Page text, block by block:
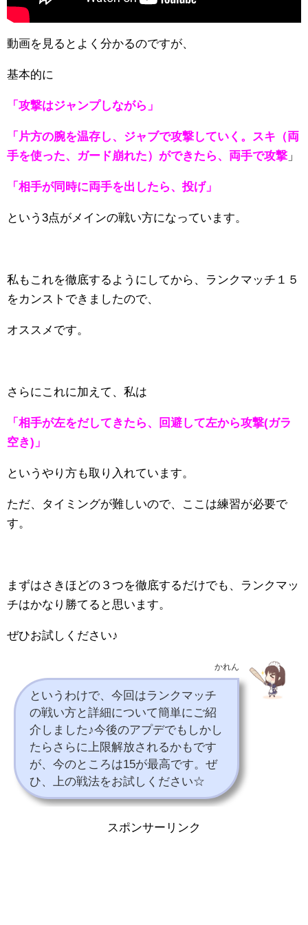
動画を見るとよく分かるのですが、
基本的に
「攻撃はジャンプしながら」
「片方の腕を温存し、ジャブで攻撃していく。スキ（両
手を使った、ガード崩れた）ができたら、両手で攻撃 」
「相手が同時に両手を出したら、投げ」
という3点がメインの戦い方になっています。
私もこれを徹底するようにしてから、ランクマッチ１５
をカンストできましたので、
オススメです。
さらにこれに加えて、私は
「相手が左をだしてきたら、回避して左から攻撃(ガラ
空き)」
というやり方も取り入れています。
ただ、タイミングが難しいので、ここは練習が必要で
す。
まずはさきほどの３つを徹底するだけでも、ランクマッ
チはかなり勝てると思います。
ぜひお試しください♪
かれん
というわけで、今回はランクマッチ
の戦い方と詳細について簡単にご紹
介しました♪今後のアプデでもしかし
たらさらに上限解放されるかもです
が、今のところは15が最高です。ぜ
ひ、上の戦法をお試しください☆
スポンサーリンク